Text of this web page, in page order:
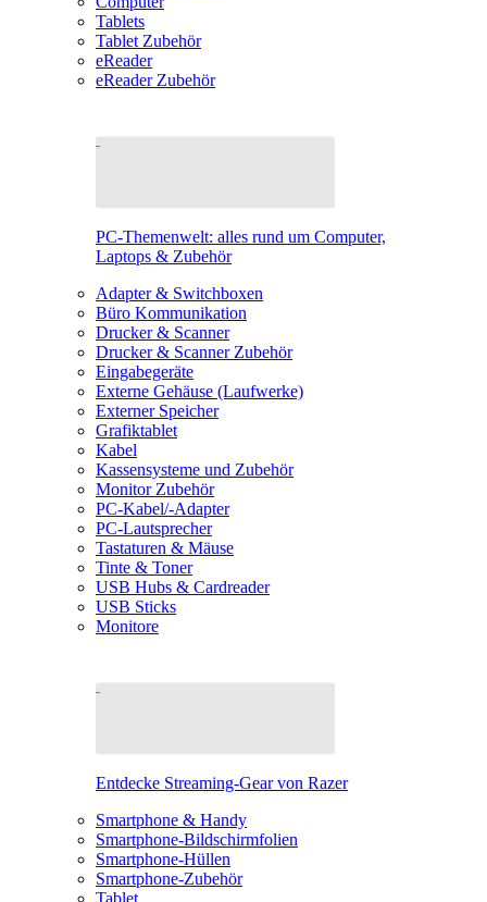
Tablets
Tablet Zubehör
eReader
eReader Zubehör
PC-Themenwelt: alles rund um Computer,
Laptops & Zubehör
Adapter & Switchboxen
Büro Kommunikation
Drucker & Scanner
Drucker & Scanner Zubehör
Eingabegeräte
Externe Gehäuse (Laufwerke)
Externer Speicher
Grafiktablet
Kabel
Kassensysteme und Zubehör
Monitor Zubehör
PC-Kabel/-Adapter
PC-Lautsprecher
Tastaturen & Mäuse
Tinte & Toner
USB Hubs & Cardreader
USB Sticks
Monitore
Entdecke Streaming-Gear von Razer
Smartphone & Handy
Smartphone-Bildschirmfolien
Smartphone-Hüllen
Smartphone-Zubehör
Tablet